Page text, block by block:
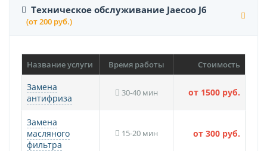
Техническое обслуживание Jaecoo J6
(от 200 руб.)
Название услуги Время работы Стоимость
Замена
антифриза
30-40 мин от 1500 руб.
Замена
масляного
фильтра
15-20 мин от 300 руб.